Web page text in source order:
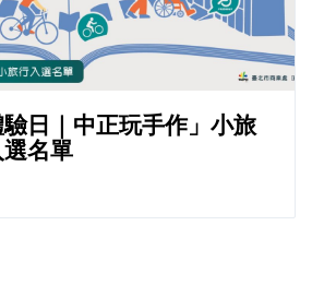
驗日｜中正玩手作」小旅
名單